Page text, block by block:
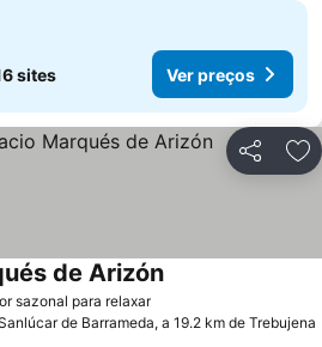
sites Ver preços
Partilhar
sazonal para relaxar
de Arizón
de Barrameda, a 19.2 km de Trebujena